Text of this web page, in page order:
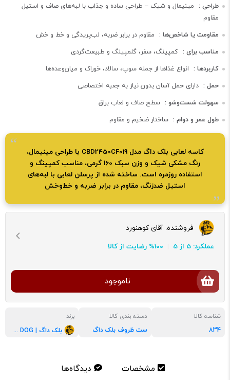
طراحی : مینیمال و شیک – طراحی ساده و جذاب با لبه‌های صاف و استیل
مقاوم
مقاومت یا شاخص‌ها : مقاوم در برابر ضربه، لب‌پریدگی و خط و خش
مناسب برای : کمپینگ، سفر، گلمپینگ و طبیعت‌گردی
کاربردها : انواع غذاها از جمله سوپ، سالاد، خوراک و میان‌وعده‌ها
حمل : دارای حمل آسان بدون نیاز به جعبه اختصاصی
سهولت شست‌وشو : سطح صاف و لعاب براق
طول عمر و دوام : ساختار ضخیم و مقاوم
کاسه لعابی بلک داگ مدل CBD2450CF019 با طراحی مینیمال،
رنگ مشکی شیک و وزن سبک 160 گرمی، مناسب کمپینگ و
استفاده روزمره است. ساخته شده از پرسلن لعابی با لبه‌های
استیل ضدزنگ، مقاوم در برابر ضربه و خط‌وخش
فروشنده: آقای کوهنورد
عملکرد: 5 از 5
100% رضایت از کالا
ناموجود
شناسه کالا
834
دسته بندی کالا
ست ظروف بلک داگ
برند
بلک داگ | BLACK DOG
مشخصات دیدگاه‌ها